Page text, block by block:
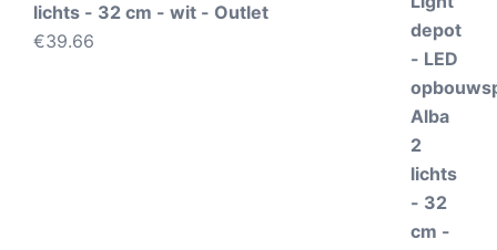
lichts - 32 cm - wit - Outlet
€39.66